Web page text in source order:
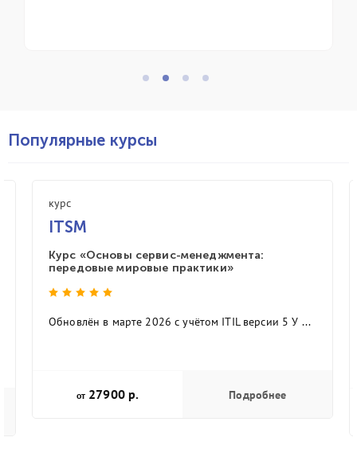
Популярные курсы
курс
ITSM
Курс «Основы сервис-менеджмента:
передовые мировые практики»
Обновлён в марте 2026 с учётом ITIL версии 5 У ...
от 27900 р. Подробнее